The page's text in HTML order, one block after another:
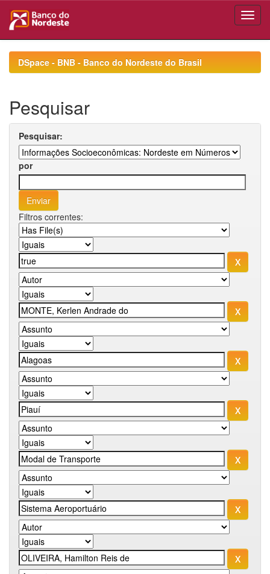
navigationDSpace - BNB - Banco do Nordeste do Brasil
Pesquisar
Pesquisar:
por
Filtros correntes: